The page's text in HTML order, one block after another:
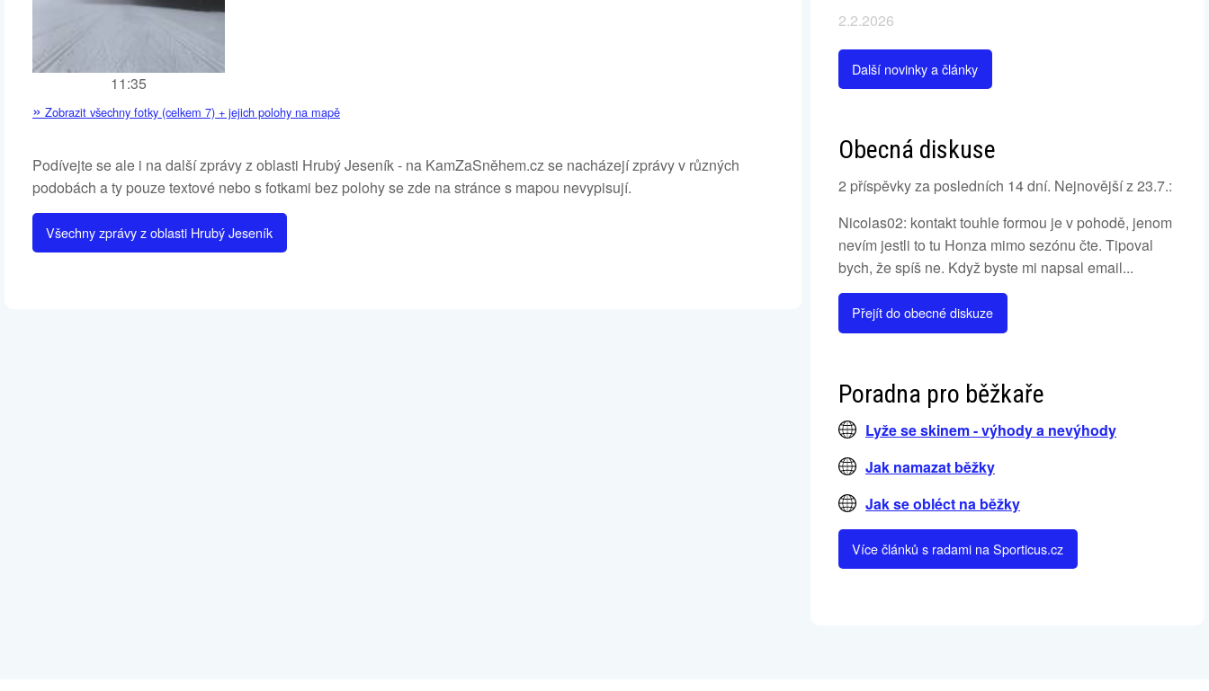
11:35
» Zobrazit všechny fotky (celkem 7) + jejich polohy na mapě
Podívejte se ale i na další zprávy z oblasti Hrubý Jeseník - na KamZaSněhem.cz se nacházejí zprávy v různých
podobách a ty pouze textové nebo s fotkami bez polohy se zde na stránce s mapou nevypisují.
Všechny zprávy z oblasti Hrubý Jeseník
2.2.2026
Další novinky a články
Obecná diskuse
2 příspěvky za posledních 14 dní. Nejnovější z 23.7.:
Nicolas02: kontakt touhle formou je v pohodě, jenom
nevím jestli to tu Honza mimo sezónu čte. Tipoval
bych, že spíš ne. Když byste mi napsal email...
Přejít do obecné diskuze
Poradna pro běžkaře
Lyže se skinem - výhody a nevýhody
Jak namazat běžky
Jak se obléct na běžky
Více článků s radami na Sporticus.cz